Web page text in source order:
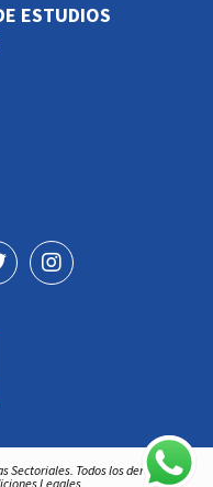
ESTUDIOS
Sectoriales. Todos los derechos
Legales.